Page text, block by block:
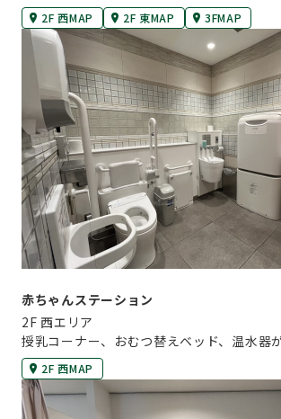
2F 西MAP 2F 東MAP 3FMAP
赤ちゃんステーション
2F 西エリア
授乳コーナー、おむつ替えベッド、温水器
2F 西MAP